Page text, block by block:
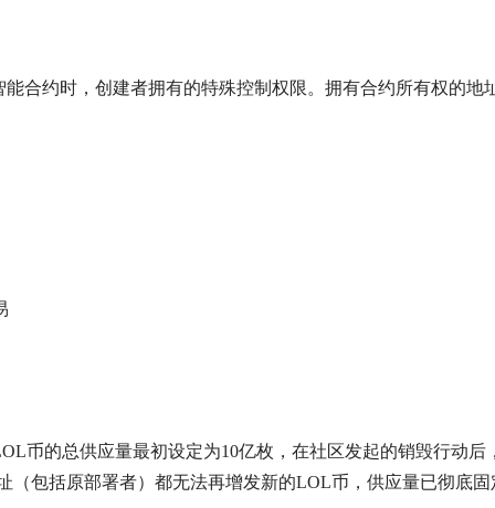
合约时，创建者拥有的特殊控制权限。拥有合约所有权的地
币的总供应量最初设定为10亿枚，在社区发起的销毁行动后
（包括原部署者）都无法再增发新的LOL币，供应量已彻底固